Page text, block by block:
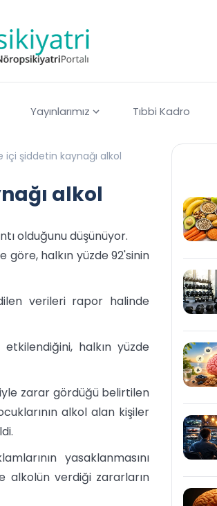
Yayınlarımız Tıbbi Kadro
içi şiddetin kaynağı alkol
alkol
olduğunu düşünüyor.
göre, halkın yüzde 92'sinin
verileri rapor halinde
halkın yüzde
zarar gördüğü belirtilen
alkol alan kişiler
yasaklanmasını
alkolün verdiği zararların